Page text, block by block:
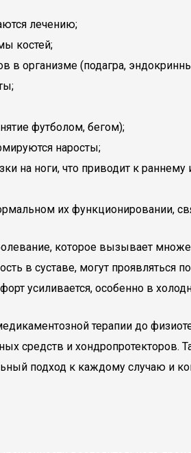
лечению;
костей;
организме (подагра,
футболом, бегом);
наросты;
на ноги, что приводит к
их функционировании,
которое вызывает
в суставе, могут проявляться
усиливается, особенно в
терапии до
средств и
подход к каждому случаю и